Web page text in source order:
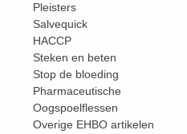
Pleisters
Salvequick
HACCP
Steken en beten
Stop de bloeding
Pharmaceutische
Oogspoelflessen
Overige EHBO artikelen